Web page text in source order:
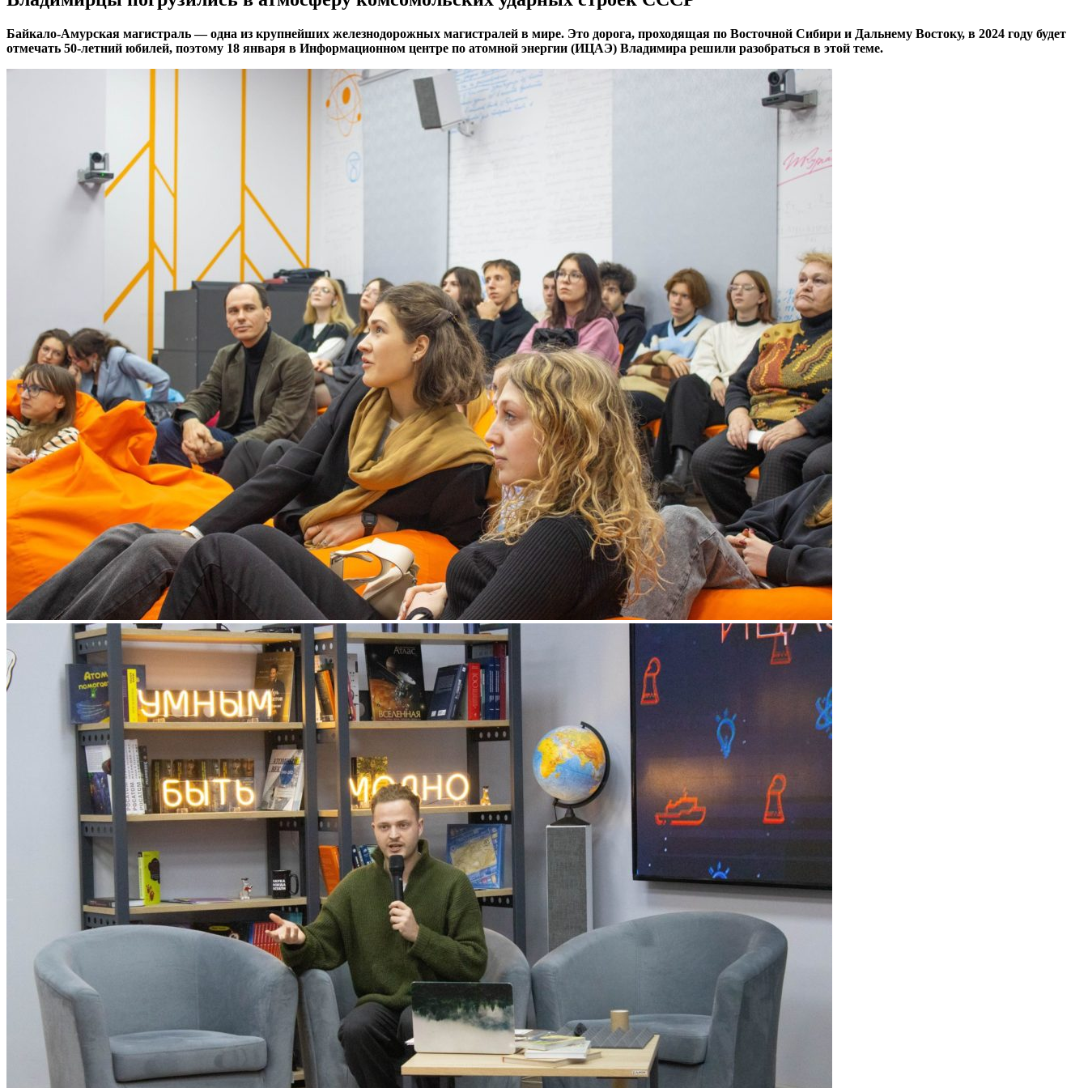
Байкало-Амурская магистраль — одна из крупнейших железнодорожных магистралей в мире. Это дорога, проходящая по Восточной Сибири и Дальнему Востоку, в 2024 году будет
отмечать 50-летний юбилей, поэтому 18 января в Информационном центре по атомной энергии (ИЦАЭ) Владимира решили разобраться в этой теме.